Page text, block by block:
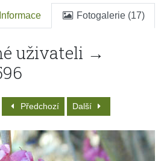
Informace Fotogalerie (17)
uživateli →
Předchozí Další